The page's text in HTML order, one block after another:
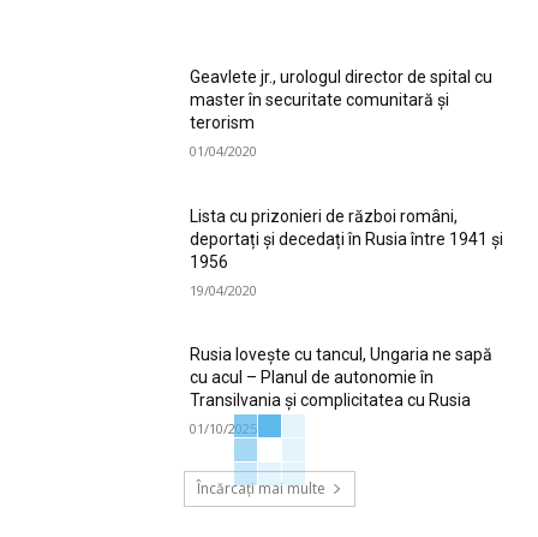
Geavlete jr., urologul director de spital cu
master în securitate comunitară și
terorism
01/04/2020
Lista cu prizonieri de război români,
deportați și decedați în Rusia între 1941 și
1956
19/04/2020
Rusia lovește cu tancul, Ungaria ne sapă
cu acul – Planul de autonomie în
Transilvania și complicitatea cu Rusia
01/10/2025
Încărcați mai multe